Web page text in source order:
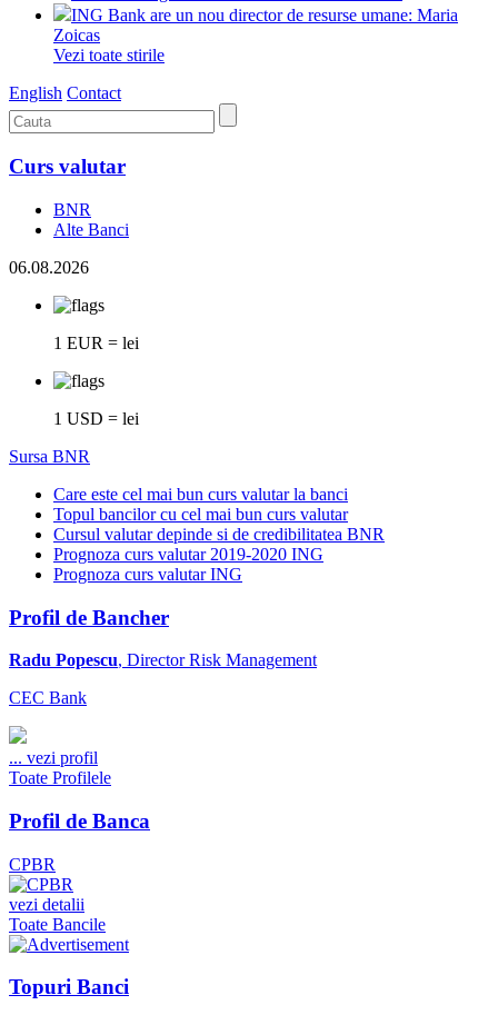
ING Bank are un nou director de resurse umane: Maria
Zoicas
Vezi toate stirile
English Contact
Curs valutar
BNR
Alte Banci
06.08.2026
1 EUR = lei
1 USD = lei
Sursa BNR
Care este cel mai bun curs valutar la banci
Topul bancilor cu cel mai bun curs valutar
Cursul valutar depinde si de credibilitatea BNR
Prognoza curs valutar 2019-2020 ING
Prognoza curs valutar ING
Profil de Bancher
Radu Popescu, Director Risk Management
CEC Bank
... vezi profil
Toate Profilele
Profil de Banca
CPBR
vezi detalii
Toate Bancile
Topuri Banci